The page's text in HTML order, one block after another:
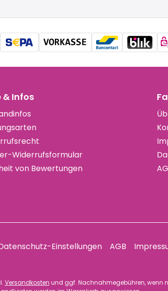
& Infos
Widerrufsformular
von Bewertungen
Einstellungen AGB
Versandkosten und ggf. Nachnahmegebühren, wenn